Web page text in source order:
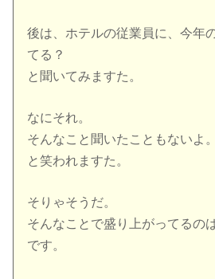
後は、ホテルの従業員に、今年
てる？
と聞いてみますた。
なにそれ。
そんなこと聞いたこともないよ。
と笑われますた。
そりゃそうだ。
そんなことで盛り上がってるの
です。